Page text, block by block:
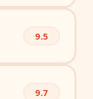
9.5
9.7